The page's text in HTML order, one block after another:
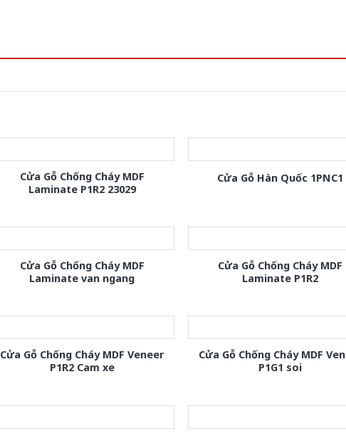
Cửa Gỗ Chống Cháy MDF
Laminate P1R2 23029
Cửa Gỗ Hàn Quốc 1PNC1
Cửa Gỗ Chống Cháy MDF
Laminate van ngang
Cửa Gỗ Chống Cháy MDF
Laminate P1R2
Cửa Gỗ Chống Cháy MDF Veneer
P1R2 Cam xe
Cửa Gỗ Chống Cháy MDF
P1G1 soi